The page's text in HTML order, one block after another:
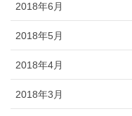
2018年6月
2018年5月
2018年4月
2018年3月